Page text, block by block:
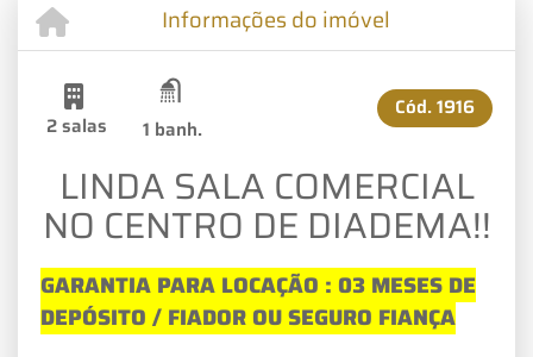
Informações do imóvel
2 salas 1 banh.
Cód.1916
LINDA SALA COMERCIAL
NO CENTRO DE DIADEMA!!
GARANTIA PARA LOCAÇÃO : 03 MESES DE
DEPÓSITO / FIADOR OU SEGURO FIANÇA